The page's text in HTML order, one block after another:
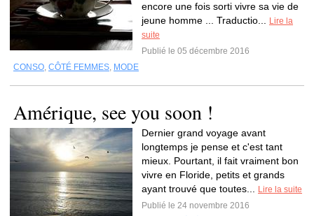
encore une fois sorti vivre sa vie de
jeune homme ... Traductio...
Lire la
suite
Publié le 05 décembre 2016
CONSO, CÔTÉ FEMMES, MODE
Amérique, see you soon !
Dernier grand voyage avant
longtemps je pense et c'est tant
mieux. Pourtant, il fait vraiment bon
vivre en Floride, petits et grands
ayant trouvé que toutes...
Lire la suite
Publié le 24 novembre 2016